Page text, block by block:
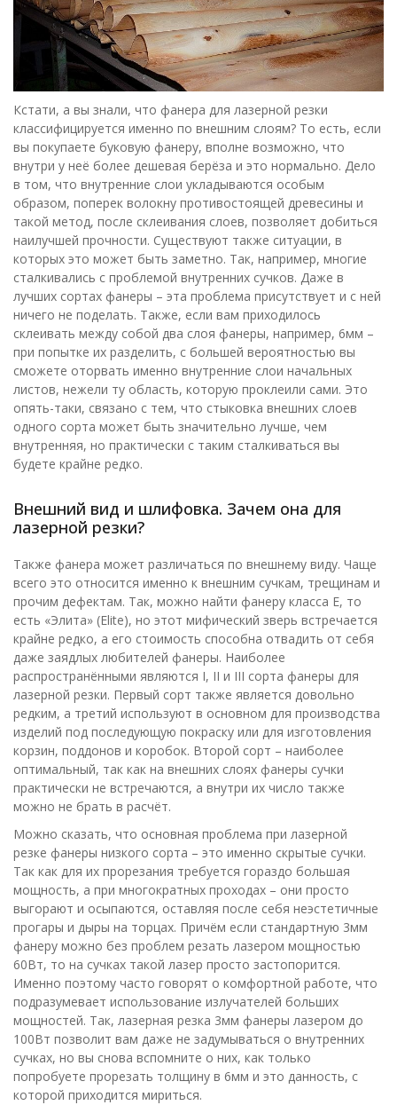
Кстати, а вы знали, что фанера для лазерной резки
классифицируется именно по внешним слоям? То есть, если
вы покупаете буковую фанеру, вполне возможно, что
внутри у неё более дешевая берёза и это нормально. Дело
в том, что внутренние слои укладываются особым
образом, поперек волокну противостоящей древесины и
такой метод, после склеивания слоев, позволяет добиться
наилучшей прочности. Существуют также ситуации, в
которых это может быть заметно. Так, например, многие
сталкивались с проблемой внутренних сучков. Даже в
лучших сортах фанеры – эта проблема присутствует и с ней
ничего не поделать. Также, если вам приходилось
склеивать между собой два слоя фанеры, например, 6мм –
при попытке их разделить, с большей вероятностью вы
сможете оторвать именно внутренние слои начальных
листов, нежели ту область, которую проклеили сами. Это
опять-таки, связано с тем, что стыковка внешних слоев
одного сорта может быть значительно лучше, чем
внутренняя, но практически с таким сталкиваться вы
будете крайне редко.
Внешний вид и шлифовка. Зачем она для
лазерной резки?
Также фанера может различаться по внешнему виду. Чаще
всего это относится именно к внешним сучкам, трещинам и
прочим дефектам. Так, можно найти фанеру класса Е, то
есть «Элита» (Elite), но этот мифический зверь встречается
крайне редко, а его стоимость способна отвадить от себя
даже заядлых любителей фанеры. Наиболее
распространёнными являются I, II и III сорта фанеры для
лазерной резки. Первый сорт также является довольно
редким, а третий используют в основном для производства
изделий под последующую покраску или для изготовления
корзин, поддонов и коробок. Второй сорт – наиболее
оптимальный, так как на внешних слоях фанеры сучки
практически не встречаются, а внутри их число также
можно не брать в расчёт.
Можно сказать, что основная проблема при лазерной
резке фанеры низкого сорта – это именно скрытые сучки.
Так как для их прорезания требуется гораздо большая
мощность, а при многократных проходах – они просто
выгорают и осыпаются, оставляя после себя неэстетичные
прогары и дыры на торцах. Причём если стандартную 3мм
фанеру можно без проблем резать лазером мощностью
60Вт, то на сучках такой лазер просто застопорится.
Именно поэтому часто говорят о комфортной работе, что
подразумевает использование излучателей больших
мощностей. Так, лазерная резка 3мм фанеры лазером до
100Вт позволит вам даже не задумываться о внутренних
сучках, но вы снова вспомните о них, как только
попробуете прорезать толщину в 6мм и это данность, с
которой приходится мириться.